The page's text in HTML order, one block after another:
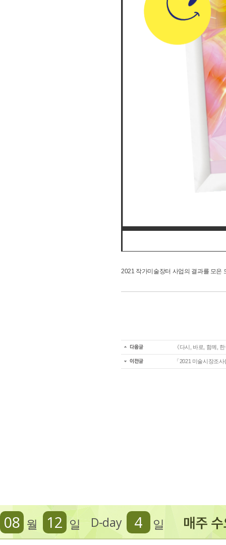
2021 작가미술장터 사업의 결과를 모은
《다시, 바로, 함께,
「2021 미술시장조
D-day 4 일
08 월 12 일